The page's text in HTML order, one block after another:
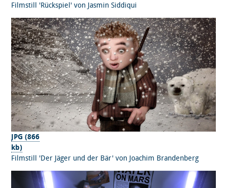
Filmstill 'Rückspiel' von Jasmin Siddiqui
JPG (866
kb)
Filmstill 'Der Jäger und der Bär' von Joachim Brandenberg